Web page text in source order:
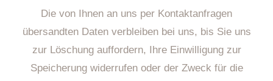
Die von Ihnen an uns per Kontaktanfragen
übersandten Daten verbleiben bei uns, bis Sie uns
zur Löschung auffordern, Ihre Einwilligung zur
Speicherung widerrufen oder der Zweck für die